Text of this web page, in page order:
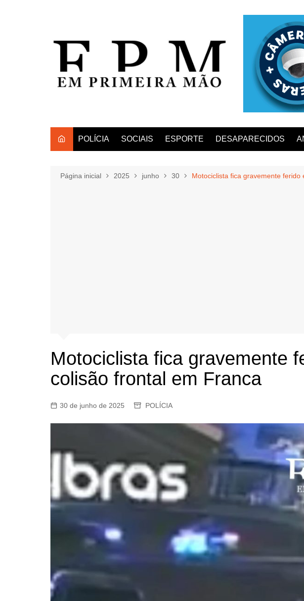
POLÍCIA SOCIAIS ESPORTE DESAPARECIDOS
Página inicial 2025 junho 30 Motociclista fica gravemente
Motociclista fica gravemente
colisão frontal em Franca
30 de junho de 2025 POLÍCIA